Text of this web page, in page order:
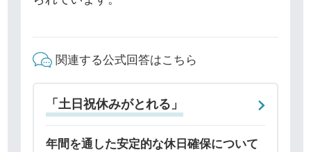
関連する公式回答はこちら
「土日祝休みがとれる」
年間を通した安定的な休日確保について